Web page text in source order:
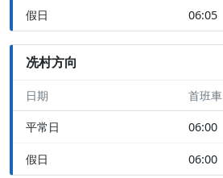
假日 06:05
冼村方向
日期 首班車
平常日 06:00
假日 06:00